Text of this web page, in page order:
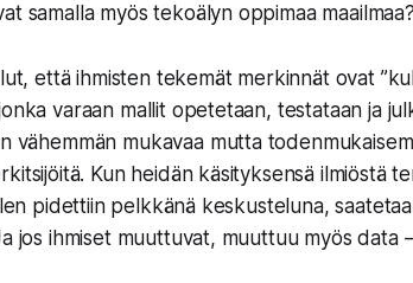
samalla myös tekoälyn oppimaa maailmaa?
että ihmisten tekemät merkinnät ovat
varaan mallit opetetaan, testataan ja
vähemmän mukavaa mutta
Kun heidän käsityksensä ilmiöstä
pidettiin pelkkänä keskusteluna,
jos ihmiset muuttuvat, muuttuu myös data